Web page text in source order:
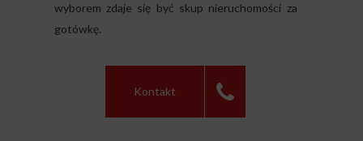
wyborem zdaje się być skup nieruchomości za
gotówkę.
Kontakt